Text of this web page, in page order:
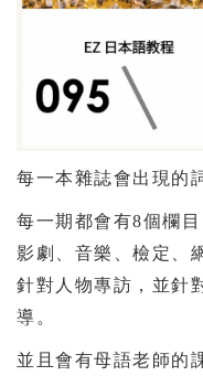
每一本雜誌會出現的
每一期都會有8個欄
影劇、音樂、檢定、
針對人物專訪，並針
導。
並且會有母語老師的